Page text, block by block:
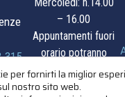
Mercoledì: h.14.00
– 16.00
Appuntamenti fuori
orario potranno
essere
concordati su
per fornirti la miglior
nostro sito web.